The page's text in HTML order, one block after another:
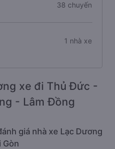
38 chuyến
1 nhà xe
xe đi Thủ Đức -
- Lâm Đồng
giá nhà xe Lạc Dương
Gòn